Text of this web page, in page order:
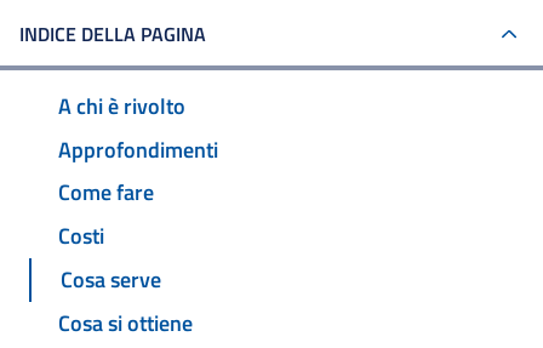
INDICE DELLA PAGINA
A chi è rivolto
Approfondimenti
Come fare
Costi
Cosa serve
Cosa si ottiene